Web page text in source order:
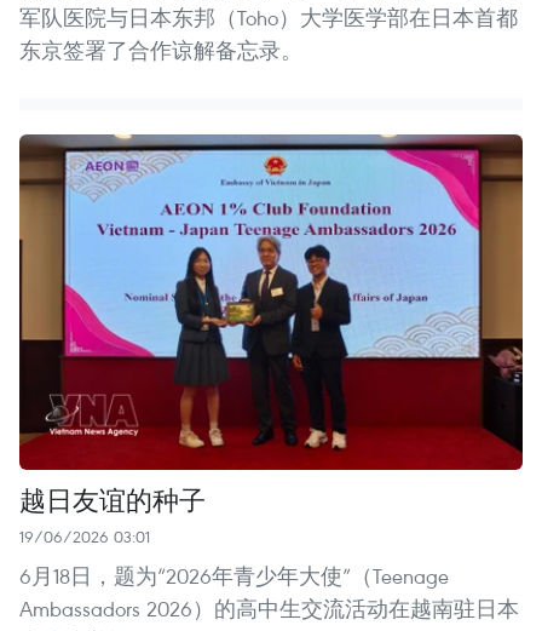
军队医院与日本东邦（Toho）大学医学部在日本首都
东京签署了合作谅解备忘录。
越日友谊的种子
19/06/2026 03:01
6月18日，题为“2026年青少年大使”（Teenage
Ambassadors 2026）的高中生交流活动在越南驻日本